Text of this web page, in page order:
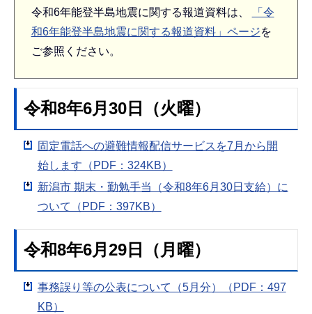
令和6年能登半島地震に関する報道資料は、
「令
和6年能登半島地震に関する報道資料」ページを
ご参照ください。
令和8年6月30日（火曜）
固定電話への避難情報配信サービスを7月から開
始します（PDF：324KB）
新潟市 期末・勤勉手当（令和8年6月30日支給）に
ついて（PDF：397KB）
令和8年6月29日（月曜）
事務誤り等の公表について（5月分）（PDF：497
KB）